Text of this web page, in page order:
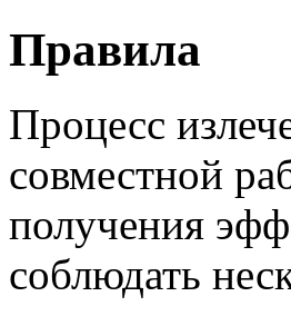
Правила
Процесс
совместной
получения
соблюдать